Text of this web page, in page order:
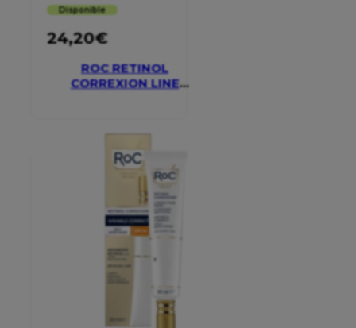
Disponible
24,20€
ROC RETINOL
CORREXION LINE